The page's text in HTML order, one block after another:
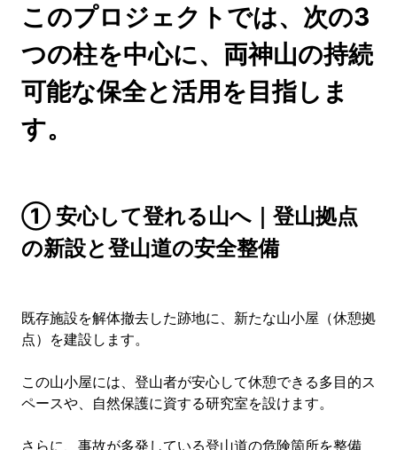
このプロジェクトでは、次の3
つの柱を中心に、両神山の持続
可能な保全と活用を目指しま
す。
① 安心して登れる山へ｜登山拠点
の新設と登山道の安全整備
既存施設を解体撤去した跡地に、新たな山小屋（休憩拠
点）を建設します。
この山小屋には、登山者が安心して休憩できる多目的ス
ペースや、自然保護に資する研究室を設けます。
さらに、事故が多発している登山道の危険箇所を整備